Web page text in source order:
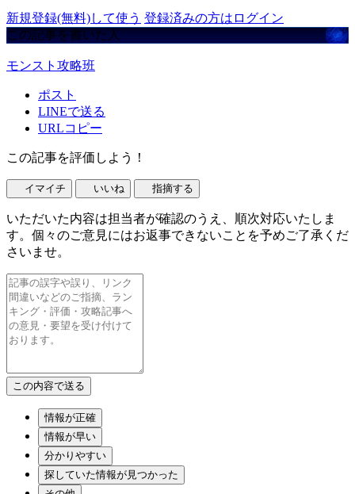
新規登録(無料)して使う 登録済みの方はログイン
この記事を書いた人
モンスト攻略班
ポスト
LINEで送る
URLコピー
この記事を評価しよう！
イマイチ いいね 指摘する
いただいた内容は担当者が確認のうえ、順次対応いたしま
す。個々のご意見にはお返事できないことを予めご了承くだ
さいませ。
情報が正確
情報が早い
分かりやすい
探していた情報が見つかった